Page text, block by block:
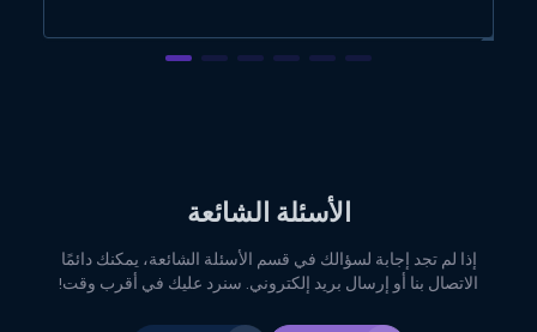
الأسئلة الشائعة
إذا لم تجد إجابة لسؤالك في قسم الأسئلة الشائعة، يمكنك دائمًا
الاتصال بنا أو إرسال بريد إلكتروني. سنرد عليك في أقرب وقت!